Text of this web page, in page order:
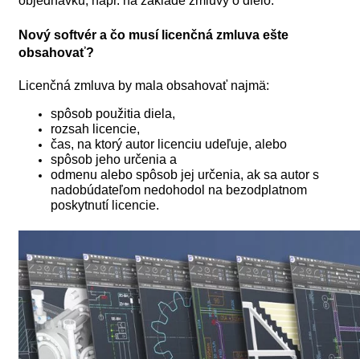
Nový softvér a čo musí licenčná zmluva ešte
obsahovať?
Licenčná zmluva by mala obsahovať najmä:
spôsob použitia diela,
rozsah licencie,
čas, na ktorý autor licenciu udeľuje, alebo
spôsob jeho určenia a
odmenu alebo spôsob jej určenia, ak sa autor s
nadobúdateľom nedohodol na bezodplatnom
poskytnutí licencie.